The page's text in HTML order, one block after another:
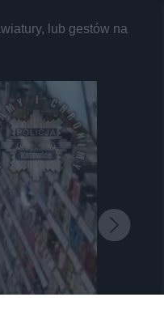
lub gestów na